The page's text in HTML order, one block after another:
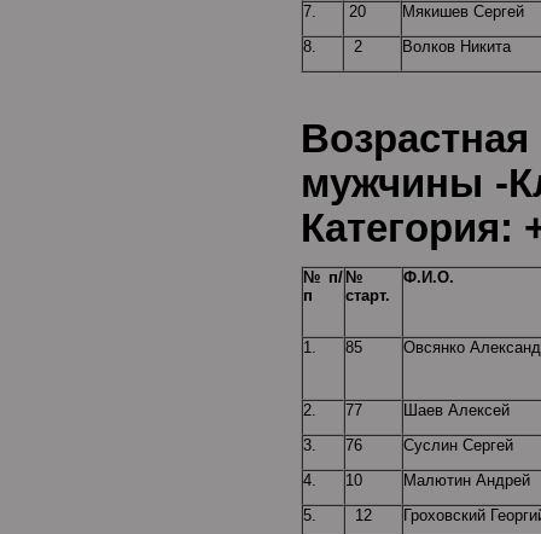
7.
20
Мякишев Сергей
8.
2 Волков Никита
Возрастная
мужчины -
Категория:
№ п/
п
№
старт.
Ф.И.О.
1. 85 Овсянко
2. 77
Шаев Алексей
3.
76
Суслин Сергей
4.
10
Малютин Андрей
5.
12
Гроховский